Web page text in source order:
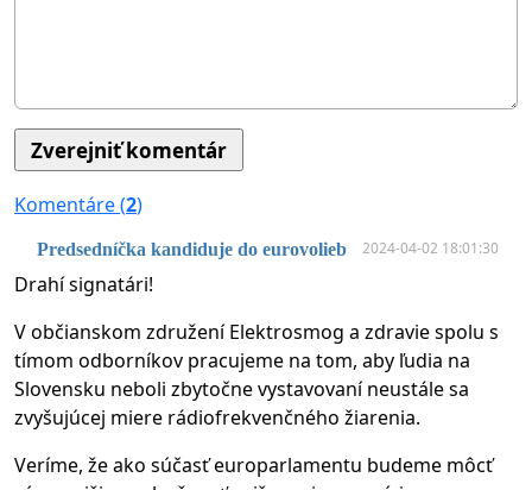
Komentáre (2)
Predsedníčka kandiduje do eurovolieb 2024-04-02 18:01:30
Drahí signatári!
V občianskom združení Elektrosmog a zdravie spolu s
tímom odborníkov pracujeme na tom, aby ľudia na
Slovensku neboli zbytočne vystavovaní neustále sa
zvyšujúcej miere rádiofrekvenčného žiarenia.
Veríme, že ako súčasť europarlamentu budeme môcť